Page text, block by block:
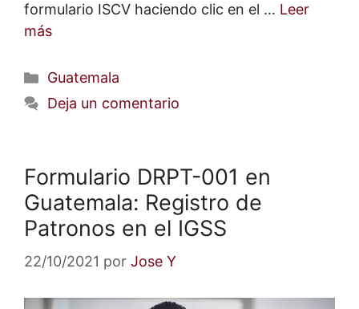
formulario ISCV haciendo clic en el … Leer
más
Categorías
Guatemala
Deja un comentario
Formulario DRPT-001 en
Guatemala: Registro de
Patronos en el IGSS
22/10/2021 por Jose Y